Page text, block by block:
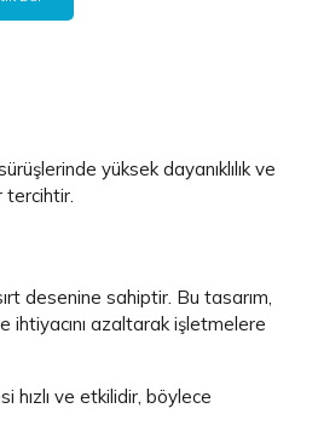
yüksek dayanıklılık ve
tercihtir.
desenine sahiptir. Bu tasarım,
ihtiyacını azaltarak işletmelere
hızlı ve etkilidir, böylece